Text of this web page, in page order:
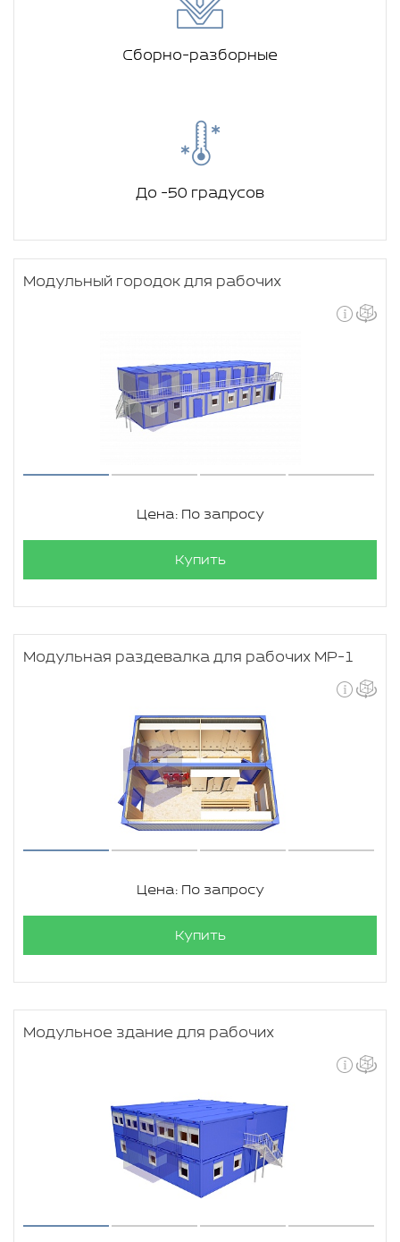
Сборно-разборные
До -50 градусов
Модульный городок для рабочих
Цена: По запросу
Купить
Модульная раздевалка для рабочих МР-1
Цена: По запросу
Купить
Модульное здание для рабочих